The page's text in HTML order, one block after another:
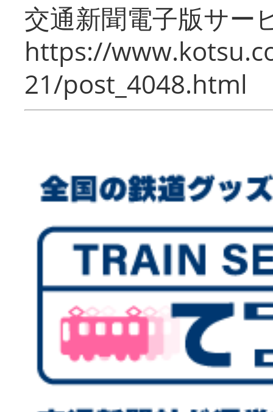
交通新聞電子版サー
https://
21/post_4048.html